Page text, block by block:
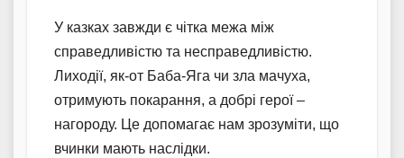
У казках завжди є чітка межа між
справедливістю та несправедливістю.
Лиходії, як-от Баба-Яга чи зла мачуха,
отримують покарання, а добрі герої –
нагороду. Це допомагає нам зрозуміти, що
вчинки мають наслідки.